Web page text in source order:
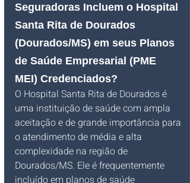
Seguradoras Incluem o Hospital
Santa Rita de Dourados
(Dourados/MS) em seus Planos
de Saúde Empresarial (PME
MEI) Credenciados?
O Hospital Santa Rita de Dourados é
uma instituição de saúde com ampla
aceitação e de grande importância para
o atendimento de média e alta
complexidade na região de
Dourados/MS. Ele é frequentemente
incluído em planos de saúde